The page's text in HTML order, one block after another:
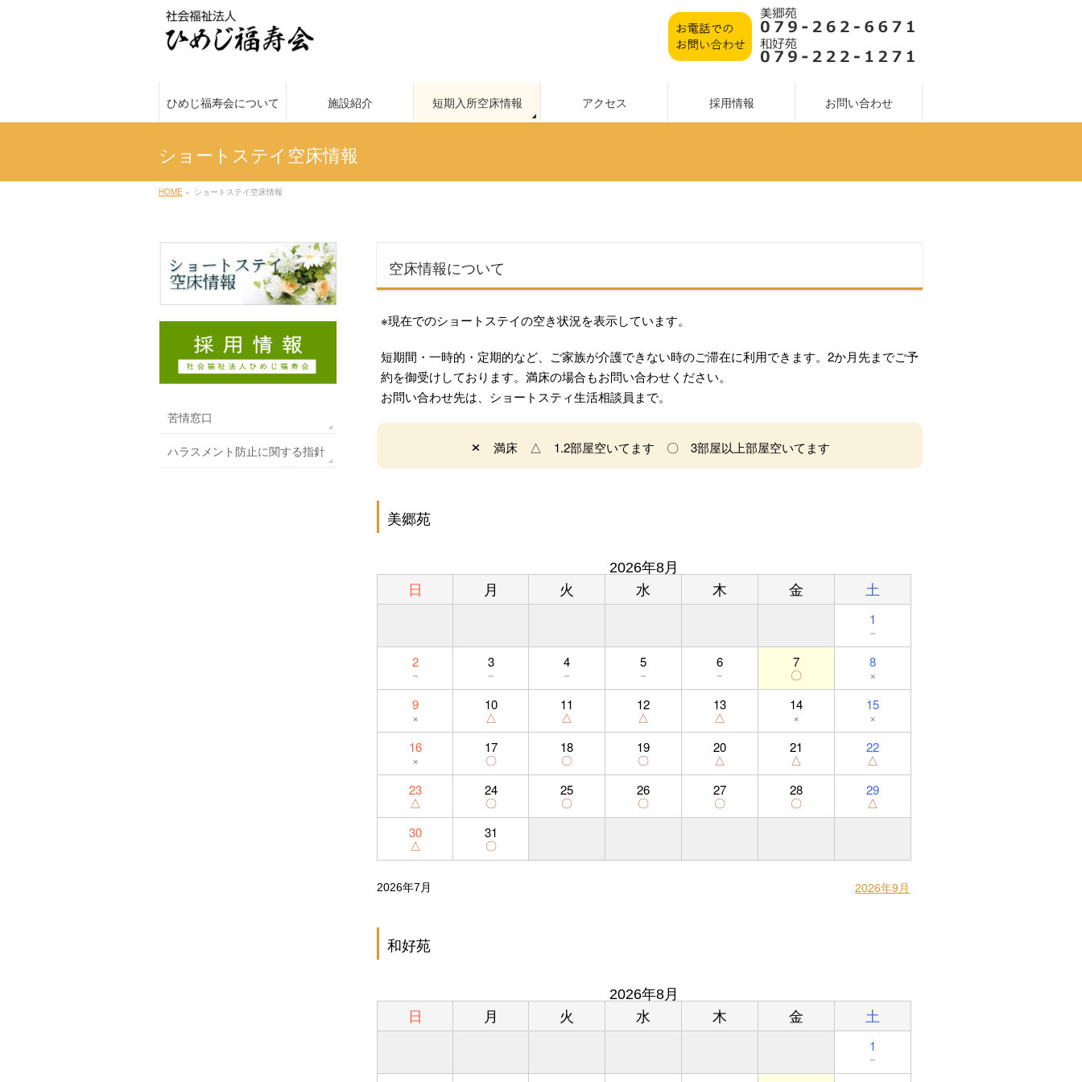
ひめじ福寿会について 施設紹介 短期入所空床情報 アクセス 採用情報 お問い合わせ
ショートステイ空床情報
HOME » ショートステイ空床情報
空床情報について
※現在でのショートステイの空き状況を表示しています。
短期間・一時的・定期的など、ご家族が介護できない時のご滞在に利用できます。2か月先までご予
約を御受けしております。満床の場合もお問い合わせください。
お問い合わせ先は、ショートスティ生活相談員まで。
× 満床 △ 1.2部屋空いてます 〇 3部屋以上部屋空いてます
美郷苑
2026年8月
日 月 火 水 木 金 土
1
－
2
－
3
－
4
－
5
－
6
－
7
〇
8
×
9
×
10
△
11
△
12
△
13
△
14
×
15
×
16
×
17
〇
18
〇
19
〇
20
△
21
△
22
△
23
△
24
〇
25
〇
26
〇
27
〇
28
〇
29
△
30
△
31
〇
2026年7月 2026年9月
和好苑
2026年8月
日 月 火 水 木 金 土
1
－
苦情窓口
ハラスメント防止に関する指針